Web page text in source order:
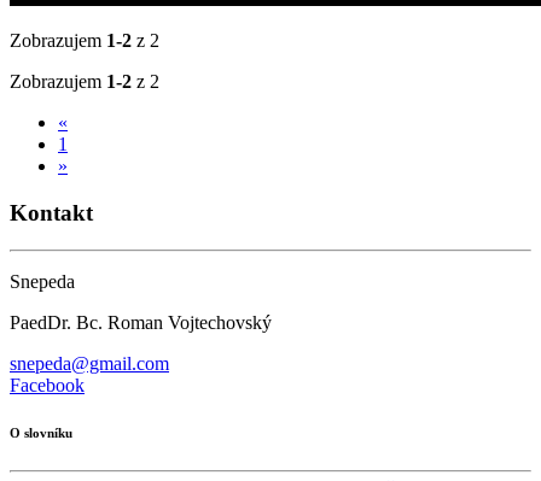
Zobrazujem 1-2 z 2
Zobrazujem 1-2 z 2
«
1
»
Kontakt
Snepeda
PaedDr. Bc. Roman Vojtechovský
snepeda@gmail.com
Facebook
O slovníku